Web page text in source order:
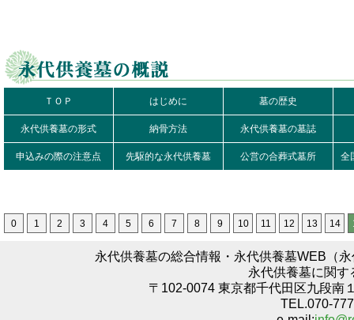
ＴＯＰ はじめに 墓の歴史
永代供養墓の形式 納骨方法 永代供養墓の墓誌
申込みの際の注意点 先駆的な永代供養墓 公営の合葬式墓所 全
0 1 2 3 4 5 6 7 8 9 10 11 12 13 14
永代供養墓の総合情報・永代供養墓WEB（
永代供養墓に関す
〒102-0074 東京都千代田区九段南
TEL.070-